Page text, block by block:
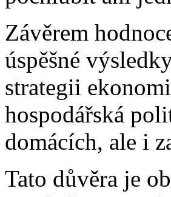
Závěrem
úspěšné
strategii
hospodářská
domácích, ale i
Tato důvěra je